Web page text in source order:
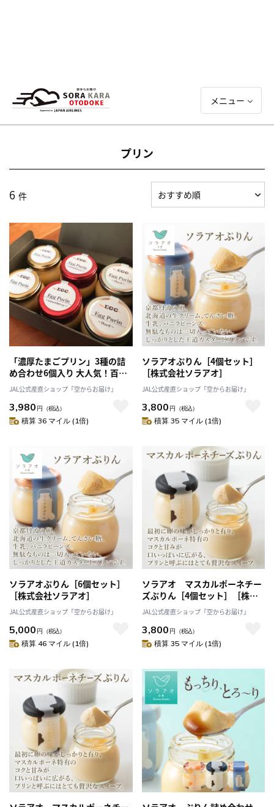
メニュー
プリン
6 件
「濃厚たまごプリン」3種の詰
め合わせ6個入り 大人気！百貨
店カタログ表紙を飾った!「株式
会社エッグハウス川北」産直 産
地直送 2025 スイーツ ぷりん プ
リン お取り寄せ
JAL公式産直ショップ「空からお届け」
3,980 円 （税込）
積算 36 マイル (1倍)
ソラアオぷりん［4個セット］
［株式会社ソラアオ］
JAL公式産直ショップ「空からお届け」
3,800 円 （税込）
積算 35 マイル (1倍)
ソラアオぷりん［6個セット］
［株式会社ソラアオ］
JAL公式産直ショップ「空からお届け」
5,000 円 （税込）
積算 46 マイル (1倍)
ソラアオ マスカルポーネチー
ズぷりん［4個セット］［株式
会社ソラアオ］
JAL公式産直ショップ「空からお届け」
3,800 円 （税込）
積算 35 マイル (1倍)